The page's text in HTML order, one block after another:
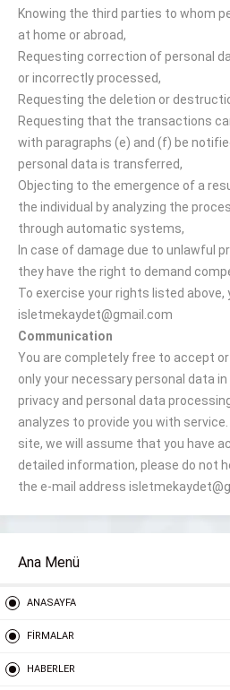
Knowing the third parties to whom
at home or abroad,
Requesting correction of personal
or incorrectly processed,
Requesting the deletion or
Requesting that the transactions
with paragraphs (e) and (f) be
personal data is transferred,
Objecting to the emergence of a
the individual by analyzing the
through automatic systems,
In case of damage due to unlawful
they have the right to demand
To exercise your rights listed
isletmekaydet@gmail.com
Communication
You are completely free to accept
only your necessary personal data
privacy and personal data
analyzes to provide you with
site, we will assume that you have
detailed information, please do not
the e-mail address
Ana Menü
ANASAYFA
FİRMALAR
HABERLER